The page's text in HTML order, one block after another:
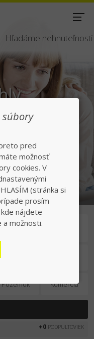
Hľadáme nehnuteľnosti
trhu
Pozemok Komercia
+0 PODPULTOVIEK
súbory
pred
možnosť
cookies. V
(stránka si
prosím
nájdete
možnosti.